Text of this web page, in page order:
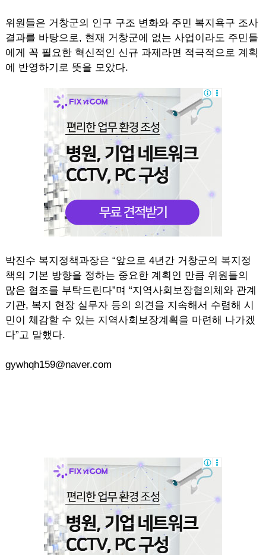
위원들은 거창군의 인구 구조 변화와 주민 복지욕구 조사
결과를 바탕으로, 현재 거창군에 없는 사업이라도 주민들
에게 꼭 필요한 혁신적인 신규 과제라면 적극적으로 계획
에 반영하기로 뜻을 모았다.
박진수 복지정책과장은 “앞으로 4년간 거창군의 복지정
책의 기본 방향을 정하는 중요한 계획인 만큼 위원들의
많은 협조를 부탁드린다”며 “지역사회보장협의체와 관계
기관, 복지 현장 실무자 등의 의견을 지속해서 수렴해 시
민이 체감할 수 있는 지역사회보장계획을 마련해 나가겠
다”고 말했다.
gywhqh159@naver.com